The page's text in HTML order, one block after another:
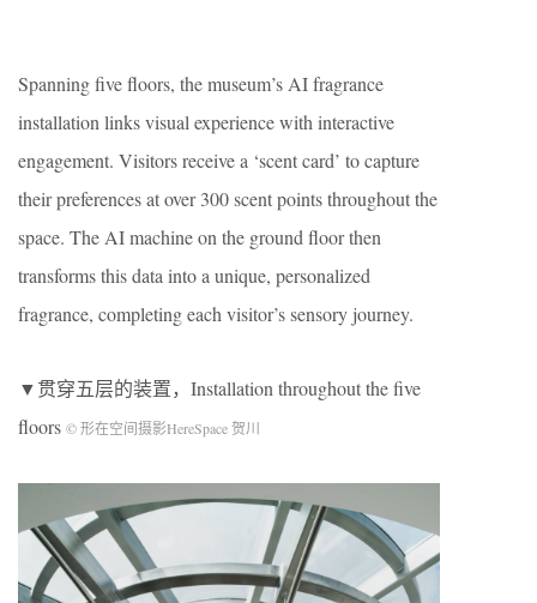
Spanning five floors, the museum’s AI fragrance
installation links visual experience with interactive
engagement. Visitors receive a ‘scent card’ to capture
their preferences at over 300 scent points throughout the
space. The AI machine on the ground floor then
transforms this data into a unique, personalized
fragrance, completing each visitor’s sensory journey.
▼贯穿五层的装置，Installation throughout the five
floors © 形在空间摄影HereSpace 贺川